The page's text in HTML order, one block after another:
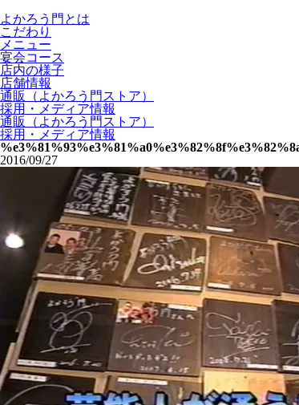
よかろう門とは
こだわり
メニュー
宴会コース
店内の様子
店舗情報
通販（よかろう門ストア）
採用・メディア情報
通販（よかろう門ストア）
採用・メディア情報
2016/09/27